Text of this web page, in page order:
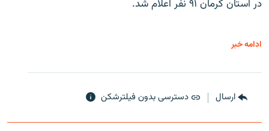
در استان کرمان ۹۱ نفر اعلام شد.
ادامه خبر
ارسال دسترسی بدون فیلترشکن